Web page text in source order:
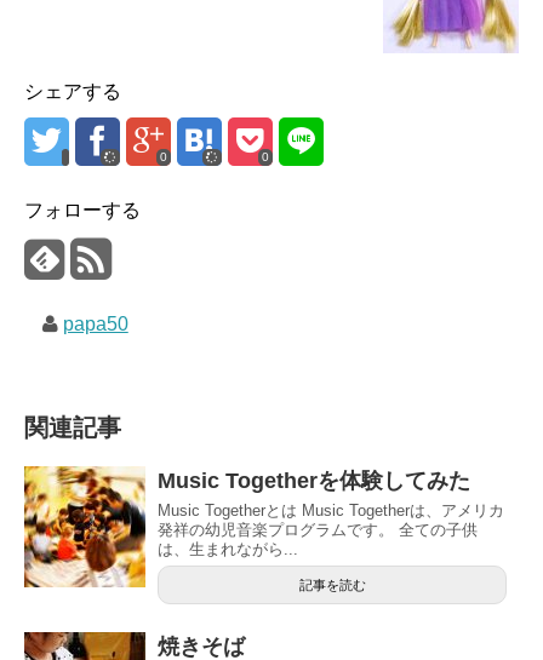
シェアする
0 0
フォローする
papa50
関連記事
Music Togetherを体験してみた
Music Togetherとは Music Togetherは、アメリカ
発祥の幼児音楽プログラムです。 全ての子供
は、生まれながら...
記事を読む
焼きそば